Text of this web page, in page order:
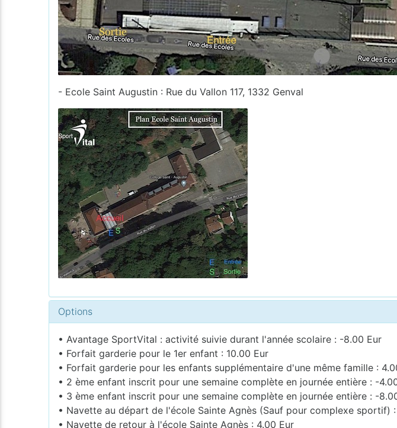
- Ecole Saint Augustin : Rue du Vallon 117, 1332 Genval
Options
• Avantage SportVital : activité suivie durant l'année scolaire : -8.00 Eur
• Forfait garderie pour le 1er enfant : 10.00 Eur
• Forfait garderie pour les enfants supplémentaire d'une même famille :
• 2 ème enfant inscrit pour une semaine complète en journée entière : -
• 3 ème enfant inscrit pour une semaine complète en journée entière : -
• Navette au départ de l'école Sainte Agnès (Sauf pour complexe sportif)
• Navette de retour à l'école Sainte Agnès : 4.00 Eur